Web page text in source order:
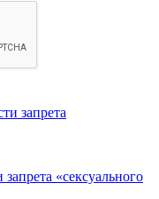
«сексуального